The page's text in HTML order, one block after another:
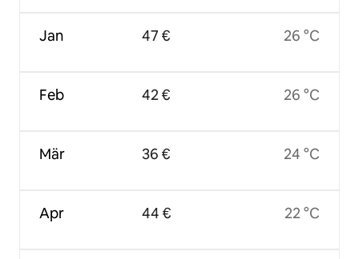
Jan
Feb
Mär
Apr
47 €
42 €
36 €
44 €
26 °C
26 °C
24 °C
22 °C